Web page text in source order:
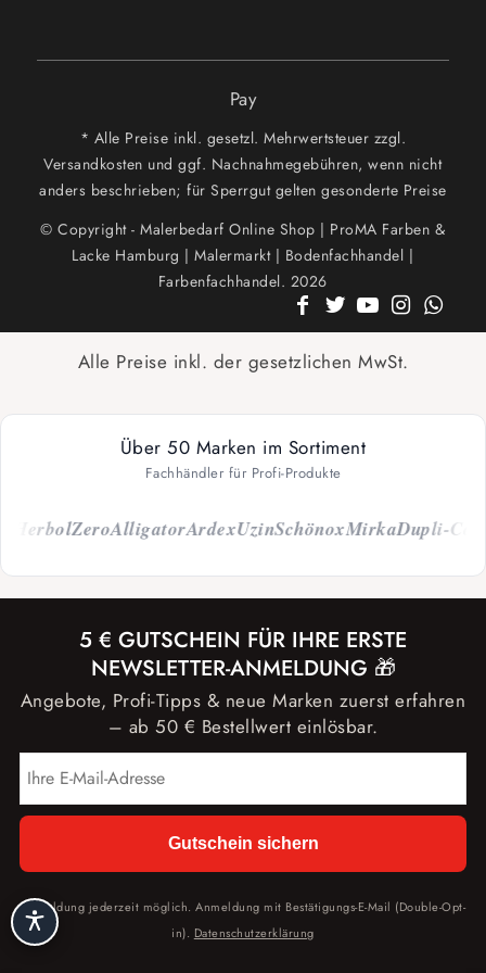
Pay
* Alle Preise inkl. gesetzl. Mehrwertsteuer zzgl.
Versandkosten und ggf. Nachnahmegebühren, wenn nicht
anders beschrieben; für Sperrgut gelten gesonderte Preise
© Copyright - Malerbedarf Online Shop | ProMA Farben &
Lacke Hamburg | Malermarkt | Bodenfachhandel |
Farbenfachhandel. 2026
Alle Preise inkl. der gesetzlichen MwSt.
Über 50 Marken im Sortiment
Fachhändler für Profi-Produkte
ZeroAlligatorArdexUzinSchönoxMirkaDupli-Color
5 € GUTSCHEIN FÜR IHRE ERSTE
NEWSLETTER-ANMELDUNG 🎁
Angebote, Profi-Tipps & neue Marken zuerst erfahren
– ab 50 € Bestellwert einlösbar.
Gutschein sichern
Abmeldung jederzeit möglich. Anmeldung mit Bestätigungs-E-Mail (Double-Opt-
in). Datenschutzerklärung